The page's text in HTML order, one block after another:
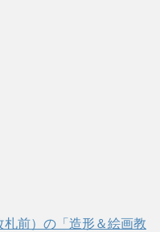
前）の「造形＆絵画教